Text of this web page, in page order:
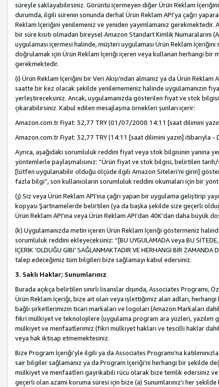
süreyle saklayabilirsiniz. Görüntü içermeyen diğer Ürün Reklam
durumda, ilgili sürenin sonunda derhal Ürün Reklam API’ya çağrı
Reklam İçeriğini yenilemeniz ve yeniden yayımlamanız gerekmektedir.
bir süre kısıtı olmadan bireysel Amazon Standart Kimlik Numaralarını
uygulaması içermesi halinde, müşteri uygulaması Ürün Reklam
doğrulamak için Ürün Reklam İçeriği içeren veya kullanan herhangi bir
gerekmektedir.
(i) Ürün Reklam İçeriğini bir Veri Akışı’ndan almanız ya da Ürün
saatte bir kez olacak şekilde yenilememeniz halinde uygulamanızın
yerleştireceksiniz. Ancak, uygulamanızda gösterilen fiyat ve stok
çıkarabilirsiniz. Kabul edilen mesajlaşma örnekleri şunları içerir:
Amazon.com.tr Fiyat: 32,77 TRY (01/07/2008 14:11 [saat dilimini
Amazon.com.tr Fiyat: 32,77 TRY (14:11 [saat dilimini yazın] itibarıyla -
Ayrıca, aşağıdaki sorumluluk reddini fiyat veya stok bilgisinin yanına
yöntemlerle paylaşmalısınız: “Ürün fiyat ve stok bilgisi, belirtilen
[lütfen uygulanabilir olduğu ölçüde ilgili Amazon Siteleri’ni girin]
fazla bilgi”, son kullanıcıların sorumluluk reddini okumaları için bir
(j) Siz veya Ürün Reklam API’ına çağrı yapan bir uygulama geliştirip
kopyası Şartnamelerde belirtilen (ya da başka şekilde size geçerli
Ürün Reklam API’ına veya Ürün Reklam API’dan 40K’dan daha büyük
(k) Uygulamanızda metin içeren Ürün Reklam İçeriği göstermeniz
sorumluluk reddini ekleyeceksiniz: “[BU UYGULAMADA veya BU SİTEDE,
İÇERİK ‘OLDUĞU GİBİ’ SAĞLANMAKTADIR VE HERHANGİ BİR
talep edeceğimiz tüm bilgileri bize sağlamayı kabul edersiniz.
3. Saklı Haklar; Sunumlarınız
Burada açıkça belirtilen sınırlı lisanslar dışında, Associates Programı,
Ürün Reklam İçeriği, bize ait olan veya işlettiğimiz alan adları,
bağlı şirketlerimizin ticari markaları ve logoları (Amazon Markaları
fikri mülkiyet ve teknolojilere (uygulama program ara yüzleri,
mülkiyet ve menfaatlerimiz (fikri mülkiyet hakları ve tescilli haklar
veya hak iktisap etmemektesiniz.
Bize Program İçeriği’yle ilgili ya da Associates Programı’na
sair bilgiler sağlamanız ya da Program İçeriği’ni herhangi bir şekilde
mülkiyet ve menfaatleri gayrikabili rücu olarak bize temlik edersiniz ve
geçerli olan azami koruma süresi için bize (a) Sunumlarınız’ı her